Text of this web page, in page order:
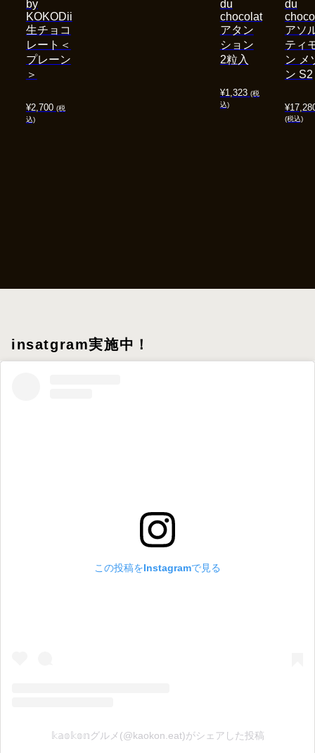
¥2,700 (税
込)
by
KOKODii
生チョコ
レート＜
プレーン
＞
¥1,323 (税
込)
du
chocolat
アタン
ション
2粒入
¥
(税込)
du
アソ
ティ
ン メ
ン S2
insatgram実施中！
この投稿をInstagramで見る
𝕜𝕒𝕠𝕜𝕠𝕟グルメ(@kaokon.eat)がシェアした投稿